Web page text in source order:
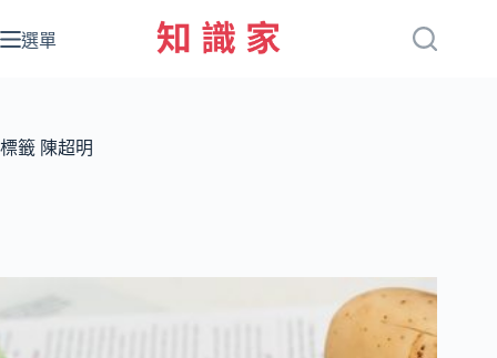
至
容
選單
標籤 陳超明